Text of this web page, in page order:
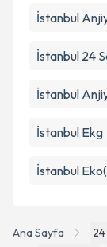
Ana Sayfa
İstanbul
İstanbul 24
İstanbul
İstanbul Ekg
İstanbul